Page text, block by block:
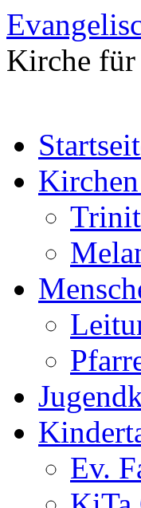
Kirche für
Springe
zum
Ev.